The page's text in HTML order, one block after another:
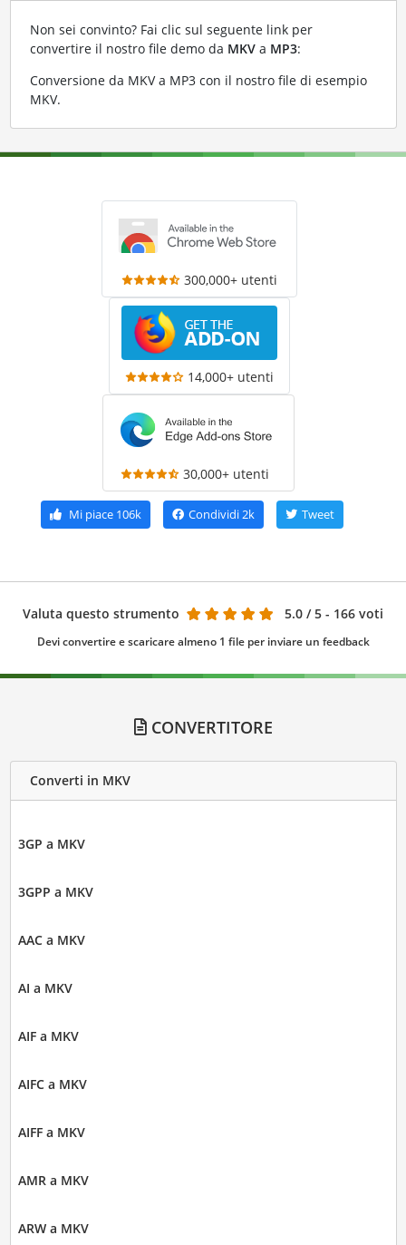
Non sei convinto? Fai clic sul seguente link per
convertire il nostro file demo da MKVa MP3:
Conversione da MKV a MP3 con il nostro file di esempio
MKV.
300,000+ utenti
14,000+ utenti
30,000+ utenti
Mi piace 106k Condividi2k Tweet
Valuta questo strumento 5.0 / 5 - 166 voti
Devi convertire e scaricare almeno 1 file per inviare un feedback
CONVERTITORE
Converti in MKV
3GP a MKV
3GPP a MKV
AAC a MKV
AI a MKV
AIF a MKV
AIFC a MKV
AIFF a MKV
AMR a MKV
ARW a MKV